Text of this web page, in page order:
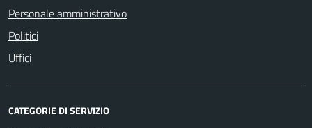
Personale amministrativo
Politici
Uffici
CATEGORIE DI SERVIZIO